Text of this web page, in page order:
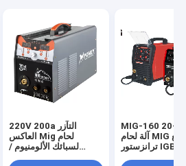
220V 200a التآزر
العاكس Mig لحام
لسبائك الألومنيوم /
MIG-160 20-
آلة لحام MIG تآزرية مع
ترانزستور IGBT